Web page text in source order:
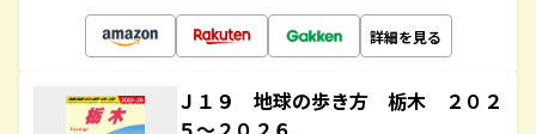
詳細を見る
Ｊ１９ 地球の歩き方 栃木 ２０２